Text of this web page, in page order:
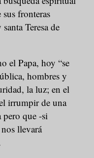
fronteras
Teresa de
el Papa, hoy “se
hombres y
la luz; en el
irrumpir de una
pero que -si
llevará